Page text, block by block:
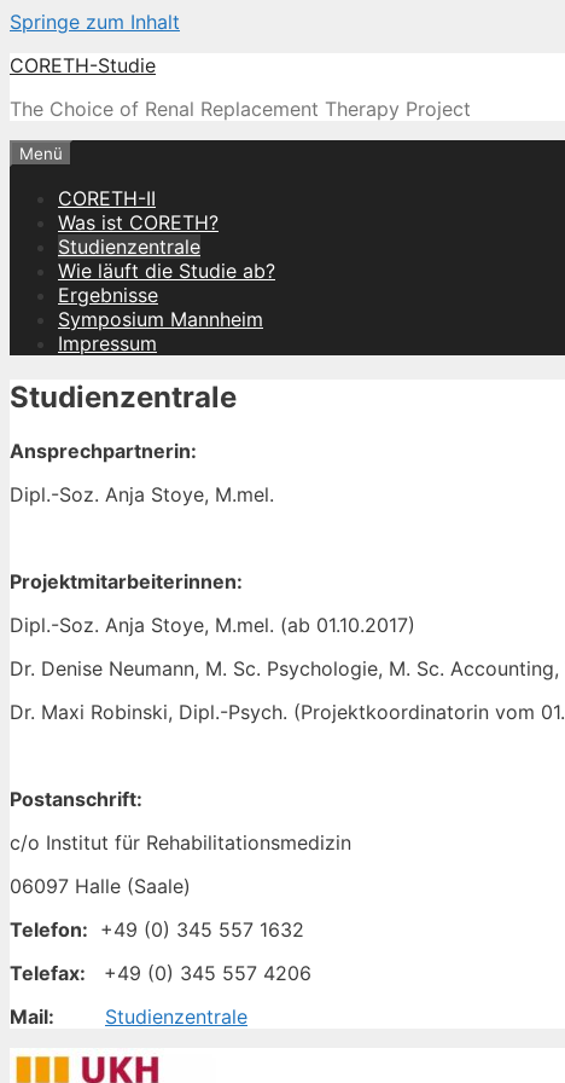
Springe zum Inhalt
CORETH-Studie
The Choice of Renal Replacement Therapy Project
Menü
CORETH-II
Was ist CORETH?
Studienzentrale
Wie läuft die Studie ab?
Ergebnisse
Symposium Mannheim
Impressum
Studienzentrale
Ansprechpartnerin:
Dipl.-Soz. Anja Stoye, M.mel.
Projektmitarbeiterinnen:
Dipl.-Soz. Anja Stoye, M.mel. (ab 01.10.2017)
Dr. Denise Neumann, M. Sc. Psychologie, M. Sc.
Dr. Maxi Robinski, Dipl.-Psych. (Projektkoordinatorin vom
Postanschrift:
c/o Institut für Rehabilitationsmedizin
06097 Halle (Saale)
Telefon: +49 (0) 345 557 1632
Telefax: +49 (0) 345 557 4206
Mail:
Studienzentrale